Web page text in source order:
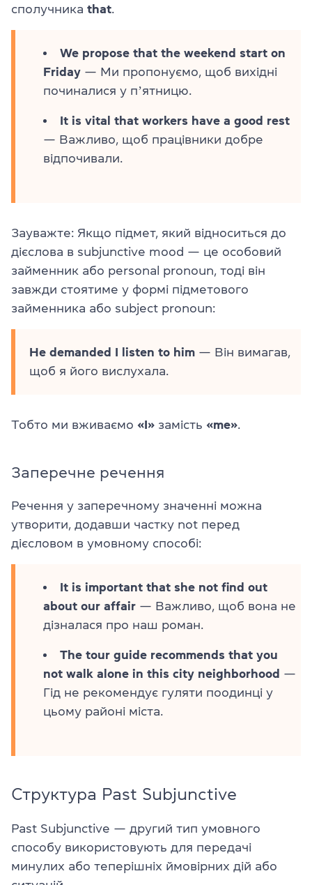
сполучника that
We propose that the weekend start on
Friday — Ми пропонуємо, щоб вихідні
починалися у пʼятницю.
It is vital that workers have a good rest
— Важливо, щоб працівники добре
відпочивали.
Зауважте: Якщо підмет, який відноситься до
дієслова в subjunctive mood — це особовий
займенник або personal pronoun, тоді він
завжди стоятиме у формі підметового
займенника або subject pronoun:
He demanded I listen to him — Він вимагав,
щоб я його вислухала.
Тобто ми вживаємо «I» замість «me»
Заперечне речення
Речення у заперечному значенні можна
утворити, додавши частку not перед
дієсловом в умовному способі:
It is important that she not find out
about our affair — Важливо, щоб вона не
дізналася про наш роман.
The tour guide recommends that you
not walk alone in this city neighborhood —
Гід не рекомендує гуляти поодинці у
цьому районі міста.
Структура Past Subjunctive
Past Subjunctive — другий тип умовного
способу використовують для передачі
минулих або теперішніх ймовірних дій або